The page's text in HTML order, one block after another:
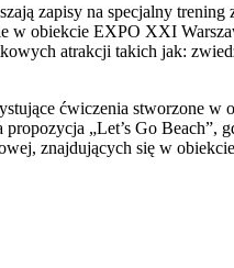
zapisy na specjalny
obiekcie EXPO XXI
atrakcji takich jak:
ćwiczenia stworzone w
„Let’s Go
znajdujących się w